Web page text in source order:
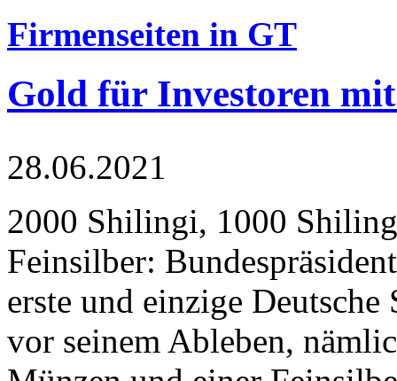
Firmenseiten in GT
Gold für Investoren
28.06.2021
2000 Shilingi, 1000
Feinsilber:
erste und einzige Deutsche
vor seinem Ableben,